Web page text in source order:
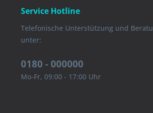
Service Hotline
Telefonische Unterstützung und
unter:
0180 - 000000
Mo-Fr, 09:00 - 17:00 Uhr